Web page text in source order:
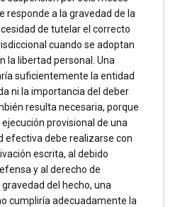
responde a la gravedad de la
de tutelar el correcto
cuando se adoptan
la libertad personal. Una
suficientemente la entidad
ni la importancia del deber
resulta necesaria, porque
provisional de una
efectiva debe realizarse con
escrita, al debido
y al derecho de
del hecho, una
cumpliría adecuadamente la